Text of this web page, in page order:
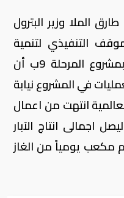
الملا وزير البترول
التنفيذي لتنمية
الآبار الجديدة للغاز الطبيعى بمشروع المرحلة 9ب أن
في المشروع نيابة
انتهت من اعمال
اجمالى انتاج الآبار
240 مليون قدم مكعب يومياً من الغاز